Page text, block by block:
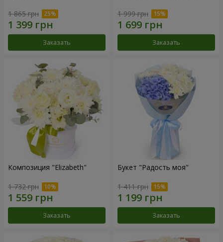
1 865 грн
Заказать
1 999 грн
Заказать
Композиция "Elizabeth"
1 732 грн
Заказать
Букет "Радость моя"
1 411 грн
Заказать